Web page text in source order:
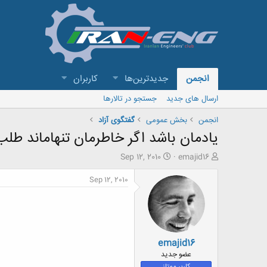
انجمن جدیدترین‌ها کاربران
ارسال های جدید
جستجو در تالارها
انجمن
بخش عمومی گفتگوی آزاد
یادمان باشد اگر خاطرمان تنهاماند
ش
و
emajid16
ت
ر
ی
خ
ش
ر
و
ع
Sep 12, 2010
emajid16
عضو جدید
Sep 12, 2010